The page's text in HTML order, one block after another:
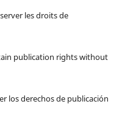
les droits de
publication rights without
los derechos de publicación